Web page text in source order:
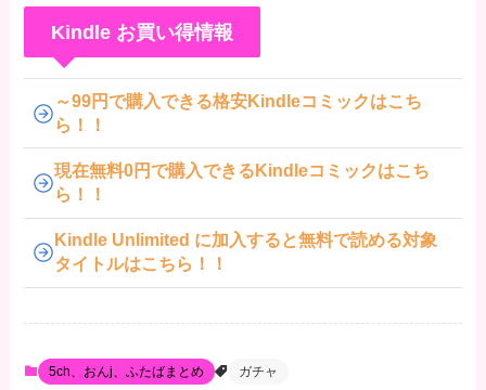
Kindle お買い得情報
～99円で購入できる格安Kindleコミックはこち
ら！！
現在無料0円で購入できるKindleコミックはこち
ら！！
Kindle Unlimited に加入すると無料で読める対象
タイトルはこちら！！
5ch、おんj、ふたばまとめ ガチャ